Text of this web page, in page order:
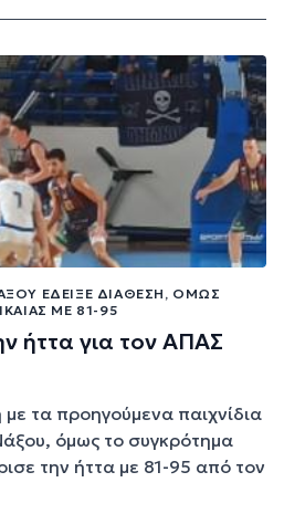
ΈΔΕΙΞΕ ΔΙΆΘΕΣΗ, ΌΜΩΣ
ΜΕ 81-95
ήττα για τον ΑΠΑΣ
τα προηγούμενα παιχνίδια
όμως το συγκρότημα
την ήττα με 81-95 από τον